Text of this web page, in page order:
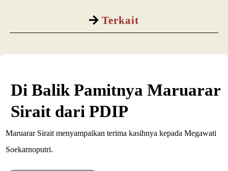
Terkait
Di Balik Pamitnya Maruarar
Sirait dari PDIP
Maruarar Sirait menyampaikan terima kasihnya kepada Megawati
Soekarnoputri.